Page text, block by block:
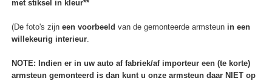
met stiksel in kleur**
(De foto's zijn een voorbeeld van de gemonteerde armsteun in een
willekeurig interieur.
NOTE: Indien er in uw auto af fabriek/af importeur een (te korte)
armsteun gemonteerd is dan kunt u onze armsteun daar NIET op